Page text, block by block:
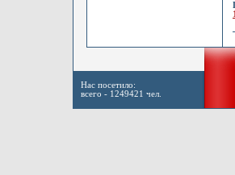
Нас посетило:
всего - 1249421 чел.